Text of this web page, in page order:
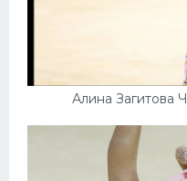
Алина Загитова